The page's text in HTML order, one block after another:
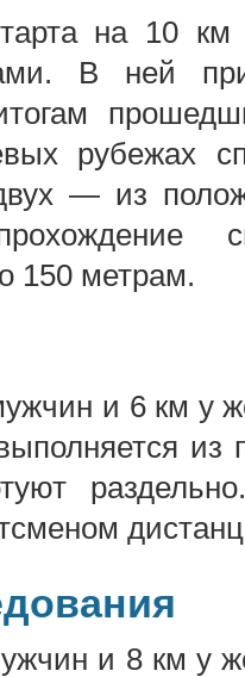
на 10
В ней
рубежах
— из
150 метрам.
и 6 км у
и 8 км у